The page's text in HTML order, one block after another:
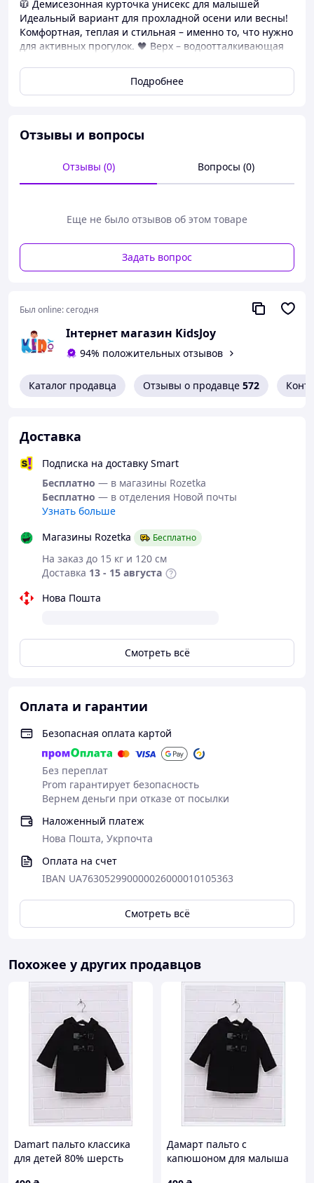
🧥 Демисезонная курточка унисекс для малышей
Идеальный вариант для прохладной осени или весны!
Комфортная, теплая и стильная – именно то, что нужно
для активных прогулок. 🖤 Верх – водоотталкивающая
Наполнитель – легкий синтепон (хорошо держит тепло)
🖤 Застежка – молния с защитой подбородка 🖤 Два
ветра 📌 Идеальное сочетание удобства, практичности
и милого дизайна! Измерения: 90-Длина 39 см Рукав от
ворота 40 см ширина 34*2 см 110-длина 43 см Рукав от
ворота 44 см ширина 36*2 см 120-Длина 45 см Рукав от
Подробнее
Отзывы и вопросы
Отзывы (0) Вопросы (0)
Еще не было отзывов об этом товаре
Задать вопрос
Был online:сегодня
Інтернет магазин KidsJoy
94% положительных отзывов
Каталог продавца Отзывы о продавце 572
Доставка
Подписка на доставку Smart
Бесплатно — в магазины Rozetka
Бесплатно — в отделения Новой почты
Узнать больше
Магазины Rozetka
Бесплатно
На заказ до 15 кг и 120 см
Доставка 13 - 15 августа
Нова Пошта
Смотреть всё
Оплата и гарантии
Безопасная оплата картой
Без переплат
Prom гарантирует безопасность
Вернем деньги при отказе от посылки
Наложенный платеж
Нова Пошта, Укрпочта
Оплата на счет
IBAN UA763052990000026000010105363
Смотреть всё
Похожее у других продавцов
Damart пальто классика
для детей 80% шерсть
Дамарт пальто с
капюшоном для малыша